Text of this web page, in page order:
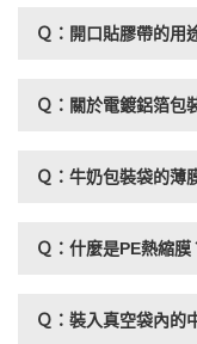
Ｑ：開口貼膠帶的用
Ｑ：關於電鍍鋁箔包
Ｑ：牛奶包裝袋的薄
Ｑ：什麼是PE熱縮膜
Ｑ：裝入真空袋內的